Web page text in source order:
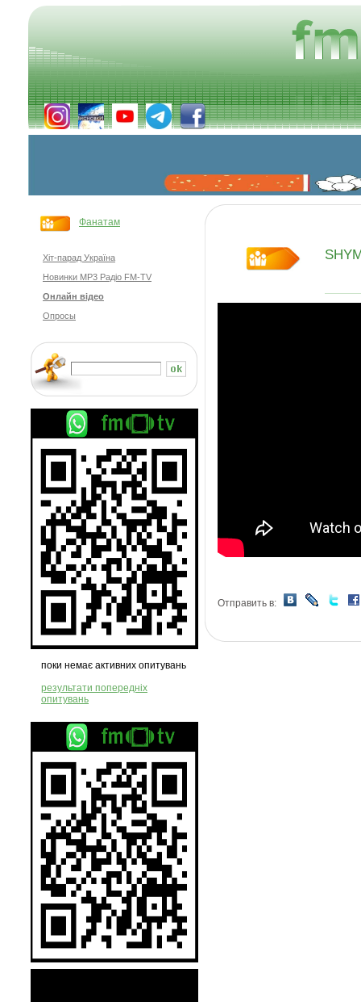
Фанатам
Хіт-парад Україна
Новинки MP3 Радіо FM-TV
Онлайн відео
Опросы
поки немає активних опитувань
результати попередніх
опитувань
Отправить в: